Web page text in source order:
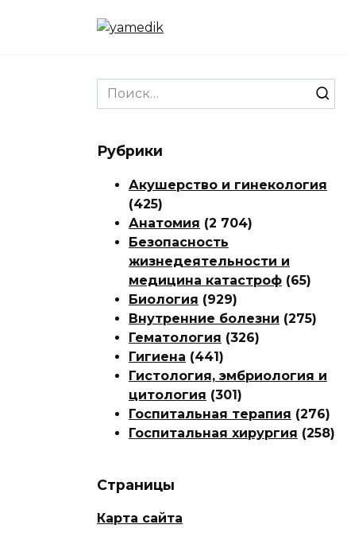
Search
for:
Рубрики
Акушерство и гинекология
(425)
Анатомия (2 704)
Безопасность
жизнедеятельности и
медицина катастроф (65)
Биология (929)
Внутренние болезни (275)
Гематология (326)
Гигиена (441)
Гистология, эмбриология и
цитология (301)
Госпитальная терапия (276)
Госпитальная хирургия (258)
Страницы
Карта сайта